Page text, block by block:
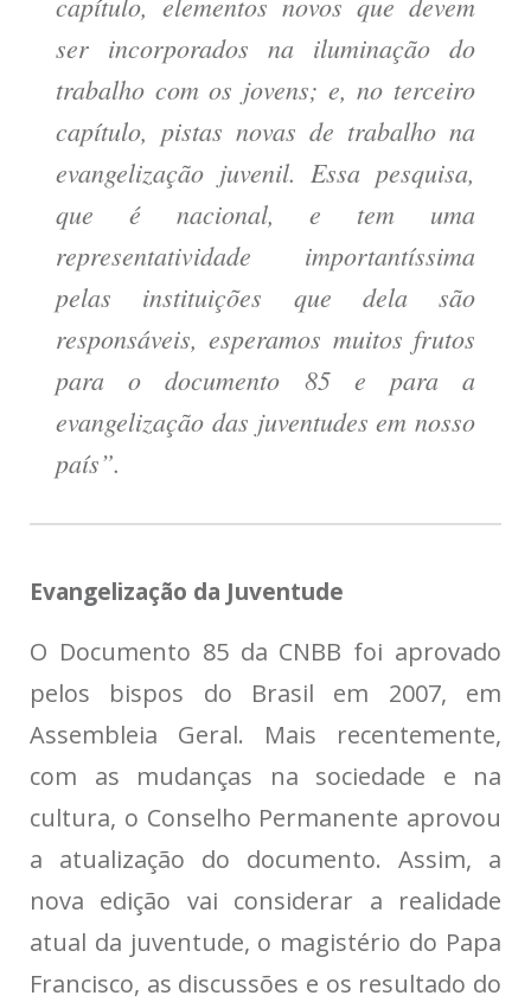
ser incorporados na iluminação do
trabalho com os jovens; e, no terceiro
capítulo, pistas novas de trabalho na
evangelização juvenil. Essa pesquisa,
que é nacional, e tem uma
representatividade importantíssima
pelas instituições que dela são
responsáveis, esperamos muitos frutos
para o documento 85 e para a
evangelização das juventudes em nosso
país”.
Evangelização da Juventude
O Documento 85 da CNBB foi aprovado
pelos bispos do Brasil em 2007, em
Assembleia Geral. Mais recentemente,
com as mudanças na sociedade e na
cultura, o Conselho Permanente aprovou
a atualização do documento. Assim, a
nova edição vai considerar a realidade
atual da juventude, o magistério do Papa
Francisco, as discussões e os resultado do